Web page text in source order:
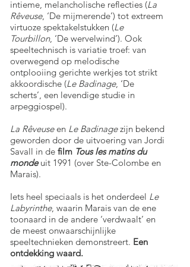
intieme, melancholische reflecties (La
Rêveuse, ‘De mijmerende’) tot extreem
virtuoze spektakelstukken (Le
Tourbillon, ‘De wervelwind’). Ook
speeltechnisch is variatie troef: van
overwegend op melodische
ontplooiing gerichte werkjes tot strikt
akkoordische (Le Badinage, ‘De
scherts’, een levendige studie in
arpeggiospel).
La Rêveuseen Le Badinagezijn bekend
geworden door de uitvoering van Jordi
Savall in de film Tous les matins du
mondeuit 1991 (over Ste-Colombe en
Marais).
Iets heel speciaals is het onderdeel Le
Labyrinthe, waarin Marais van de ene
toonaard in de andere ‘verdwaalt’ en
de meest onwaarschijnlijke
speeltechnieken demonstreert. Een
ontdekking waard.